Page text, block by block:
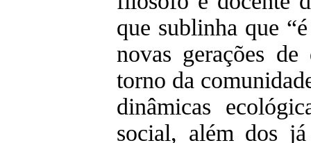
que sublinha que
novas gerações
torno da
dinâmicas
social, além dos